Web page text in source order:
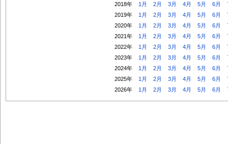
2018年
1月 2月 3月 4月 5月 6月
2019年
1月 2月 3月 4月 5月 6月
2020年
1月 2月 3月 4月 5月 6月
2021年
1月 2月 3月 4月 5月 6月
2022年
1月 2月 3月 4月 5月 6月
2023年
1月 2月 3月 4月 5月 6月
2024年
1月 2月 3月 4月 5月 6月
2025年
1月 2月 3月 4月 5月 6月
2026年
1月 2月 3月 4月 5月 6月